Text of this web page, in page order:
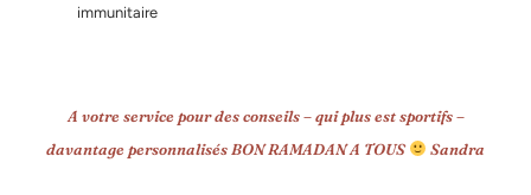
immunitaire
A votre service pour des conseils – qui plus est sportifs –
davantage personnalisés BON RAMADAN A TOUS
Sandra